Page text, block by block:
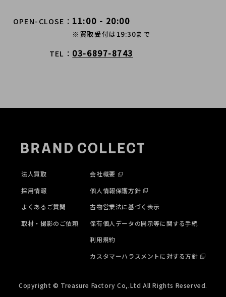
OPEN-CLOSE 11:00 - 20:00
※買取受付は19:30まで
TEL 03-6897-8743
法人買取
採用情報
よくあるご質問
取材・撮影のご依頼
会社概要
個人情報保護方針
古物営業法に基づく表示
保有個人データの開示等に関する手続
利用規約
カスタマーハラスメントに対する方針
Copyright © Treasure Factory Co,.Ltd All Rights Reserved.